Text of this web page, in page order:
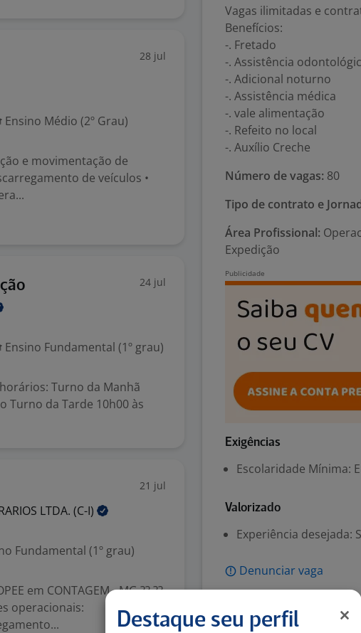
28 jul
Ensino Médio (2º Grau)
e movimentação de
de veículos •
24 jul
Ensino Fundamental (1º grau)
Turno da Manhã
Turno da Tarde 10h00 às
21 jul
LTDA. (C-I)
Fundamental (1º grau)
em CONTAGEM - MG ?? ??
operacionais:
Vagas ilimitadas e
Benefícios:
-. Fretado
-. Assistência
-. Adicional noturno
-. Assistência médica
-. vale alimentação
-. Refeito no local
-. Auxílio Creche
Número de vagas: 80
Tipo de contrato e
Área Profissional:
Expedição
Exigências
Escolaridade Mínima:
Valorizado
Experiência desejada:
Denunciar vaga
Destaque seu perfil